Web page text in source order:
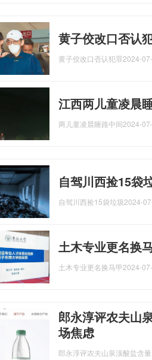
黄子佼改口否认
黄子佼改口否认犯罪2024-
江西两儿童凌晨
两儿童凌晨睡路中间2024-
自驾川西捡15袋
自驾川西捡15袋垃圾2024-
土木专业更名换
土木专业更名换马甲2024-
郎永淳评农夫山
场焦虑
郎永淳评农夫山泉溴酸盐含